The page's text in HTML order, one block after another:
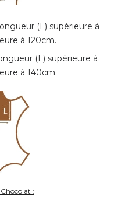
(L) supérieure à
à 120cm.
(L) supérieure à
à 140cm.
: